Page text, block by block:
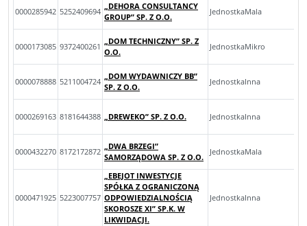
0000285942 5252409694
„DEHORA CONSULTANCY
GROUP” SP. Z O.O.
JednostkaMala
0000173085 9372400261
„DOM TECHNICZNY” SP. Z
O.O.
JednostkaMikro
0000078888 5211004724
„DOM WYDAWNICZY BB”
SP. Z O.O.
JednostkaInna
0000269163 8181644388 „DREWEKO” SP. Z O.O. JednostkaInna
0000432270 8172172872
„DWA BRZEGI”
SAMORZĄDOWA SP. Z O.O.
JednostkaMala
0000471925 5223007757
„EBEJOT INWESTYCJE
SPÓŁKA Z OGRANICZONĄ
ODPOWIEDZIALNOŚCIĄ
SKOROSZE XI” SP.K. W
LIKWIDACJI.
JednostkaInna